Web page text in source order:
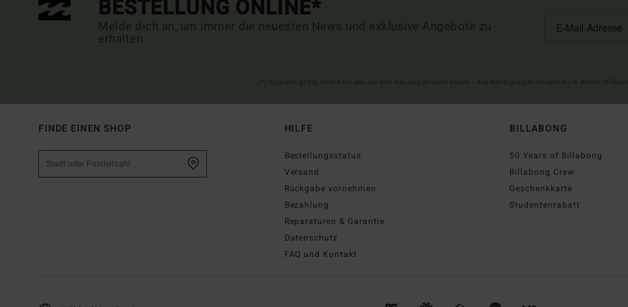
BESTELLUNG ONLINE*
Melde dich an, um immer die neuesten News und exklusive Angebote zu
erhalten.
FINDE EINEN SHOP HILFE
Bestellungsstatus
Versand
Rückgabe vornehmen
Bezahlung
Reparaturen & Garantie
Datenschutz
FAQ und Kontakt
BILLABONG
50 Years of Billabong
Billabong Crew
Geschenkkarte
Studentenrabatt